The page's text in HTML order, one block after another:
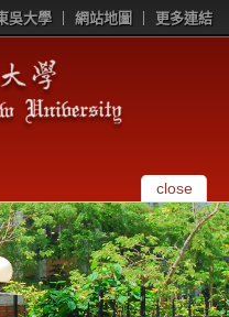
吳大學 網站地圖 更多連結
close